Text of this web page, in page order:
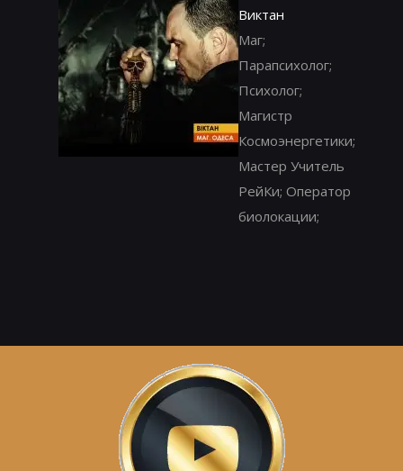
Виктан
Маг;
Парапсихолог;
Психолог;
Магистр
Космоэнергетики;
Мастер Учитель
РейКи; Оператор
биолокации;